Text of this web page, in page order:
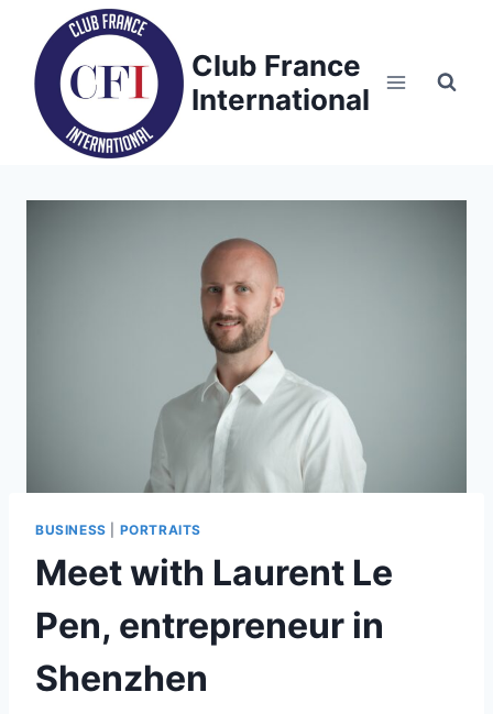
content
Club France
International
BUSINESS PORTRAITS
Meet with Laurent Le
Pen, entrepreneur in
Shenzhen